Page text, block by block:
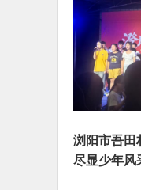
浏阳市吾田
尽显少年风